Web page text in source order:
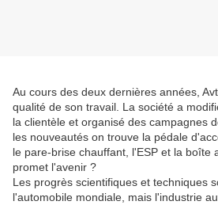
Au cours des deux dernières années,
qualité de son travail. La société a
la clientèle et organisé des campagnes
les nouveautés on trouve la pédale
le pare-brise chauffant, l'ESP et la boîte
promet l'avenir ?
Les progrès scientifiques et techniques
l'automobile mondiale, mais l'industrie